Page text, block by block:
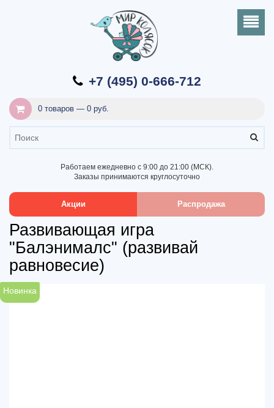
+7 (495) 0-666-712
0 товаров — 0 руб.
Работаем ежедневно с 9:00 до 21:00 (МСК).
Заказы принимаются круглосуточно
Акции Распродажа
Развивающая игра
"Балэнималс" (развивай
равновесие)
Новинка